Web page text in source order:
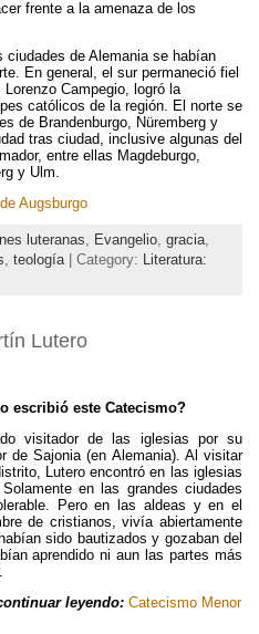
frente a la amenaza de los
de Alemania se habían
En general, el sur permaneció fiel
Campegio, logró la
católicos de la región. El norte se
de Brandenburgo, Nüremberg y
tras ciudad, inclusive algunas del
entre ellas Magdeburgo,
y Ulm.
Augsburgo
luteranas, Evangelio, gracia,
, teología| Category: Literatura:
Lutero
escribió este Catecismo?
visitador de las iglesias por su
de Sajonia (en Alemania). Al visitar
Lutero encontró en las iglesias
en las grandes ciudades
Pero en las aldeas y en el
de cristianos, vivía abiertamente
sido bautizados y gozaban del
aprendido ni aun las partes más
leyendo: Catecismo Menor